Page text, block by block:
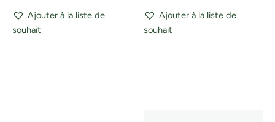
Ajouter à la liste de
souhait
Ajouter à la liste de
souhait